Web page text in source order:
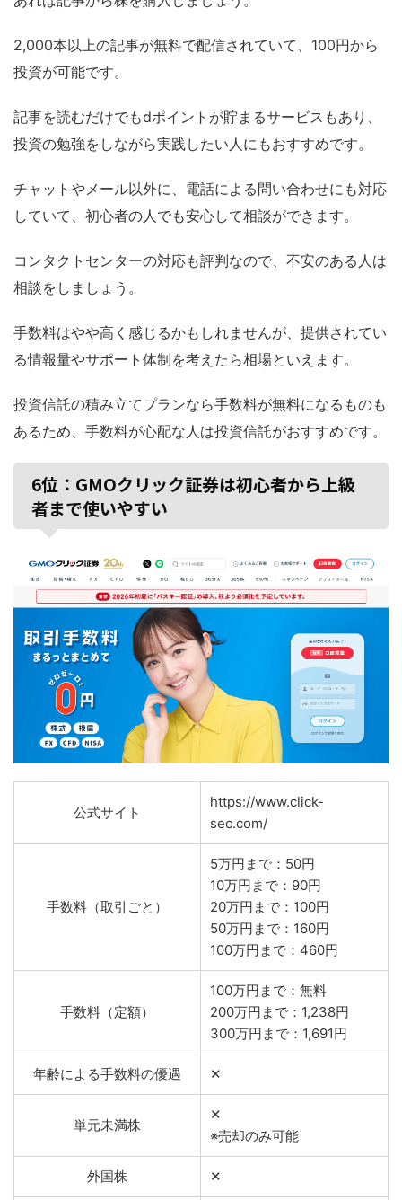
2,000本以上の記事が無料で配信されていて、100円から
投資が可能です。
記事を読むだけでもdポイントが貯まるサービスもあり、
投資の勉強をしながら実践したい人にもおすすめです。
チャットやメール以外に、電話による問い合わせにも対応
していて、初心者の人でも安心して相談ができます。
コンタクトセンターの対応も評判なので、不安のある人は
相談をしましょう。
手数料はやや高く感じるかもしれませんが、提供されてい
る情報量やサポート体制を考えたら相場といえます。
投資信託の積み立てプランなら手数料が無料になるものも
あるため、手数料が心配な人は投資信託がおすすめです。
6位：GMOクリック証券は初心者から上級
者まで使いやすい
公式サイト
https://www.click-
sec.com/
手数料（取引ごと）
5万円まで：50円
10万円まで：90円
20万円まで：100円
50万円まで：160円
100万円まで：460円
手数料（定額）
100万円まで：無料
200万円まで：1,238円
300万円まで：1,691円
年齢による手数料の優遇 ✕
単元未満株
✕
※売却のみ可能
外国株 ✕